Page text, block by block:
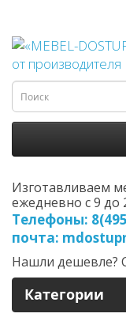
Изготавливаем
ежедневно с 9 до
Телефоны:
почта:
Нашли дешевле?
Категории